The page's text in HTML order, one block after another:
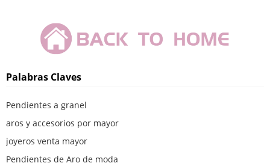
Palabras Claves
Pendientes a granel
aros y accesorios por mayor
joyeros venta mayor
Pendientes de Aro de moda